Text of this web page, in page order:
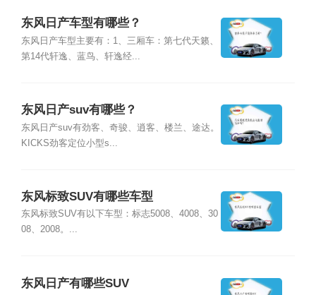
东风日产车型有哪些？
东风日产车型主要有：1、三厢车：第七代天籁、
第14代轩逸、蓝鸟、轩逸经...
东风日产suv有哪些？
东风日产suv有劲客、奇骏、逍客、楼兰、途达。
KICKS劲客定位小型s...
东风标致SUV有哪些车型
东风标致SUV有以下车型：标志5008、4008、30
08、2008。...
东风日产有哪些SUV